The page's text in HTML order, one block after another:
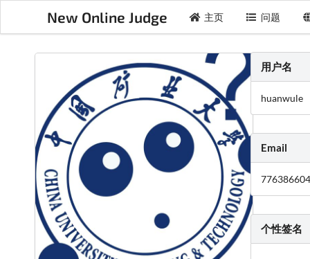
New Online Judge 主页 问题
用户名
huanwule
Email
个性签名